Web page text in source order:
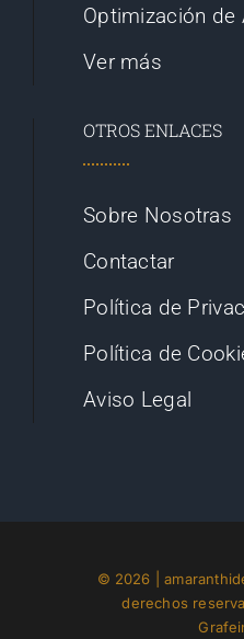
Optimización de
Ver más
OTROS ENLACES
Sobre Nosotras
Contactar
Política de
Política de
Aviso Legal
© 2026 |
derechos